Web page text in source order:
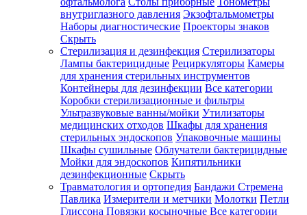
внутриглазного давления Экзофтальмометры
Наборы диагностические Проекторы знаков
Скрыть
Стерилизация и дезинфекция Стерилизаторы
Лампы бактерицидные Рециркуляторы Камеры
для хранения стерильных инструментов
Контейнеры для дезинфекции Все категории
Коробки стерилизационные и фильтры
Ультразвуковые ванны/мойки Утилизаторы
медицинских отходов Шкафы для хранения
стерильных эндоскопов Упаковочные машины
Шкафы сушильные Облучатели бактерицидные
Мойки для эндоскопов Кипятильники
дезинфекционные Скрыть
Травматология и ортопедия Бандажи Стремена
Павлика Измерители и метчики Молотки Петли
Глиссона Повязки косыночные Все категории